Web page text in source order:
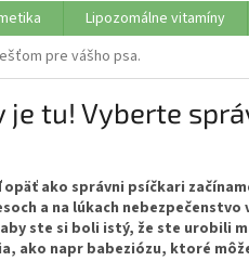
Lipozomálne vitamíny
pre vášho psa.
je tu! Vyberte
ako správni psíčkari
a na lúkach
ste si boli istý, že ste urobili
ako napr babeziózu, ktoré